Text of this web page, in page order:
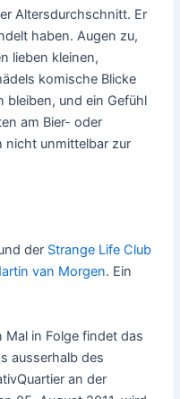
Altersdurchschnitt. Er
haben. Augen zu,
lieben kleinen,
komische Blicke
bleiben, und ein Gefühl
am Bier- oder
nicht unmittelbar zur
der Strange Life Club
van Morgen. Ein
Mal in Folge findet das
ausserhalb des
an der